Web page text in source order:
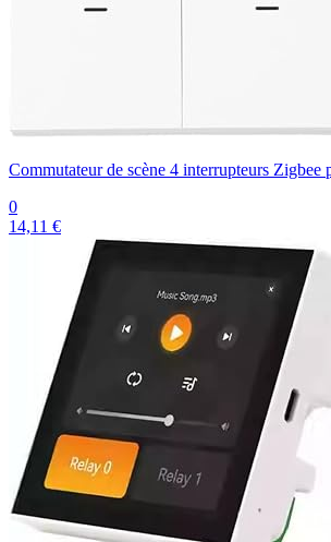
Commutateur de scène 4 interrupteurs
0
14,11 €